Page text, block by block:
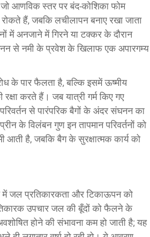
आणविक स्तर पर बंद-कोशिका फोम
हैं, जबकि लचीलापन बनाए रखा जाता
में अनजाने में गिरने या टक्कर के दौरान
से नमी के प्रवेश के खिलाफ एक अपारगम्य
के पार फैलता है, बल्कि इसमें ऊष्मीय
करते हैं। जब यात्री गर्म किए गए
से पारंपरिक बैगों के अंदर संघनन का
के विलंबन गुण इन तापमान परिवर्तनों को
है, जबकि बैग के सुरक्षात्मक कार्य को
में जल प्रतिकारकता और टिकाऊपन को
उपचार जल की बूँदों को फैलने के
होने की संभावना कम हो जाती है; यह